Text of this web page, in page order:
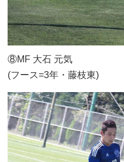
⑧MF 大石 元気
(フース=3年・藤枝東)